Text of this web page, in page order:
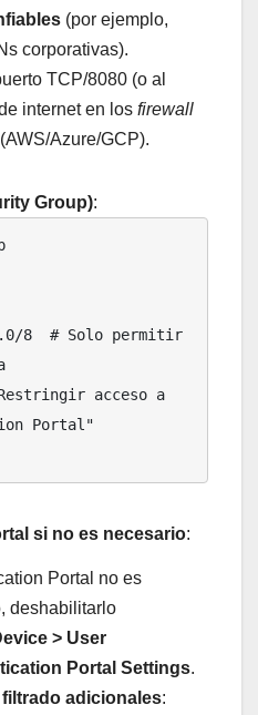
(por ejemplo,
corporativas).
TCP/8080 (o al
internet en los firewall
(AWS/Azure/GCP).
Group):
Portal"
si no es necesario:
Portal no es
deshabilitarlo
> User
Portal Settings.
adicionales: